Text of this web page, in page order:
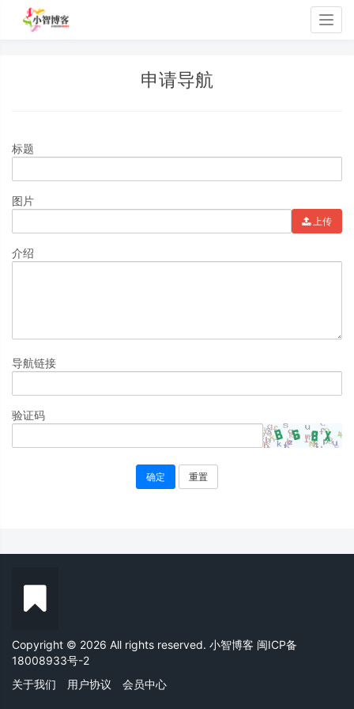
申请导航
标题
图片
上传
介绍
导航链接
验证码
确定 重置
Copyright © 2026 All rights reserved. 小智博客 闽ICP备
18008933号-2
关于我们
用户协议 会员中心